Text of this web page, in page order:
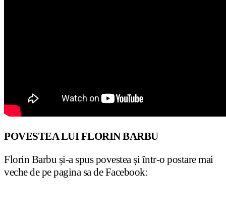
POVESTEA LUI FLORIN BARBU
Florin Barbu și-a spus povestea și într-o postare mai
veche de pe pagina sa de Facebook: